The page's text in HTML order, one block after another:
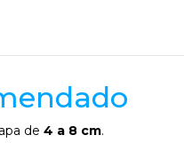
de 4 a 8 cm.